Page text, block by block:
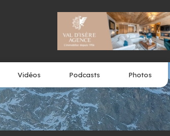
Vidéos Podcasts Photos